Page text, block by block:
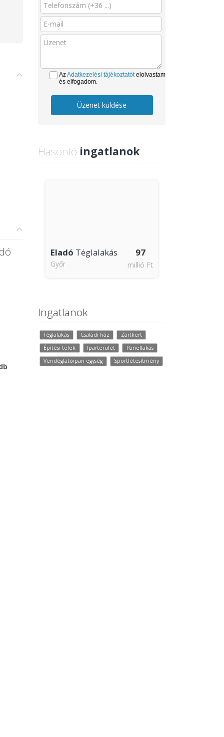
AzAdatkezelési tájékoztatótelolvastam
és elfogadom.
Üzenet küldése
Hasonló ingatlanok
97
millió Ft
Eladó Téglalakás
Győr
Ingatlanok
Téglalakás Családi ház
Zártkert
Építési telek
Iparterület
Panellakás
Vendéglátóipari egység
Sportlétesítmény